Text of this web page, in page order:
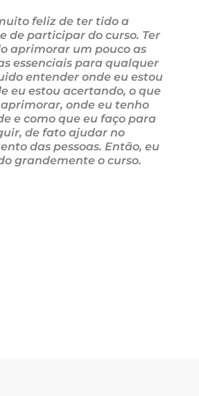
feliz de ter tido a
de participar do curso. Ter
aprimorar um pouco as
essenciais para qualquer
entender onde eu estou
eu estou acertando, o que
onde eu tenho
e como que eu faço para
de fato ajudar no
das pessoas. Então, eu
grandemente o curso.